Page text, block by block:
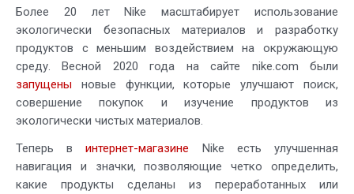
Более 20 лет Nike масштабирует использование
экологически безопасных материалов и разработку
продуктов с меньшим воздействием на окружающую
среду. Весной 2020 года на сайте nike.com были
запущены новые функции, которые улучшают поиск,
совершение покупок и изучение продуктов из
экологически чистых материалов.
Теперь винтернет-магазине Nike есть улучшенная
навигация и значки, позволяющие четко определить,
какие продукты сделаны из переработанных или